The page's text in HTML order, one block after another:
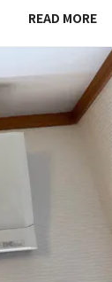
READ MORE